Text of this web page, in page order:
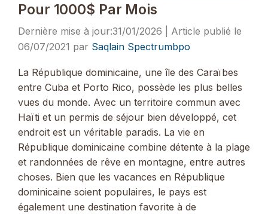
Pour 1000$ Par Mois
31/01/2026
06/07/2021 par Saqlain Spectrumbpo
La République dominicaine, une île des Caraïbes
entre Cuba et Porto Rico, possède les plus belles
vues du monde. Avec un territoire commun avec
Haïti et un permis de séjour bien développé, cet
endroit est un véritable paradis. La vie en
République dominicaine combine détente à la plage
et randonnées de rêve en montagne, entre autres
choses. Bien que les vacances en République
dominicaine soient populaires, le pays est
également une destination favorite à de